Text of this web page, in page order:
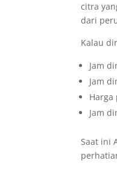
citra
dari
Kalau
Jam
Jam
Jam
Saat ini